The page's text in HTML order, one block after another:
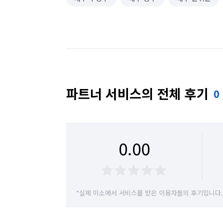
파트너 서비스의 전체 후기 0
0.00
*실제 미소에서 서비스를 받은 이용자들의 후기입니다.